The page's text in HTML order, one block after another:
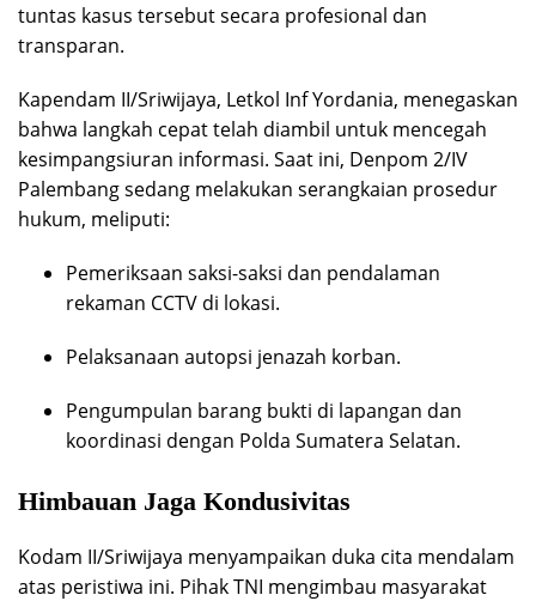
tuntas kasus tersebut secara profesional dan
transparan.
Kapendam II/Sriwijaya, Letkol Inf Yordania, menegaskan
bahwa langkah cepat telah diambil untuk mencegah
kesimpangsiuran informasi. Saat ini, Denpom 2/IV
Palembang sedang melakukan serangkaian prosedur
hukum, meliputi:
Pemeriksaan saksi-saksi dan pendalaman
rekaman CCTV di lokasi.
Pelaksanaan autopsi jenazah korban.
Pengumpulan barang bukti di lapangan dan
koordinasi dengan Polda Sumatera Selatan.
Himbauan Jaga Kondusivitas
Kodam II/Sriwijaya menyampaikan duka cita mendalam
atas peristiwa ini. Pihak TNI mengimbau masyarakat